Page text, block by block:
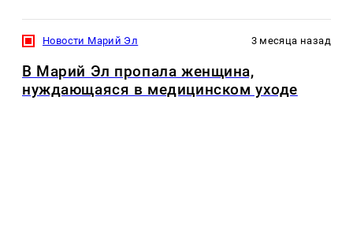
Новости Марий Эл 3 месяца назад
В Марий Эл пропала женщина,
нуждающаяся в медицинском уходе